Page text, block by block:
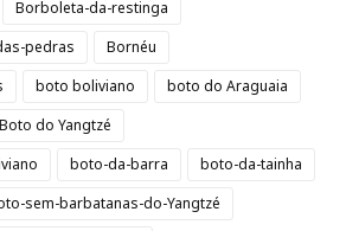
Borboleta-da-restinga
pedras
Bornéu
boto boliviano
boto do Araguaia
Boto do Yangtzé
boto-da-barra
boto-da-tainha
sem-barbatanas-do-Yangtzé